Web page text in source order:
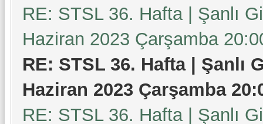
RE: STSL 36. Hafta | Şanlı
Haziran 2023 Çarşamba
RE: STSL 36. Hafta |
Haziran 2023 Çarşamba
RE: STSL 36. Hafta | Şanlı